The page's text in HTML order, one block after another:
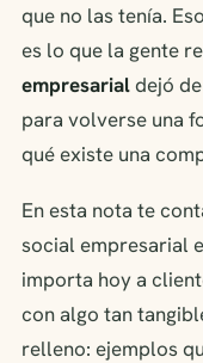
que no las tenía.
es lo que la gente
empresarialdejó
para volverse una
qué existe una
En esta nota te
social empresarial
importa hoy a
con algo tan
relleno: ejemplos